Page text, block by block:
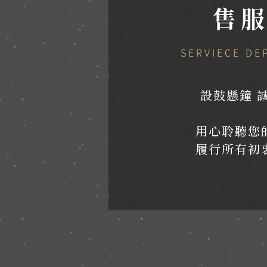
售
SERVIECE
設鼓懸鐘
用心聆聽您
履行所有初